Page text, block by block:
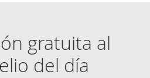
gratuita al
del día